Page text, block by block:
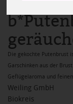
Die gekochte Putenbrust
Garschinken aus der
Geflügelaroma und
Weiling GmbH
Biokreis